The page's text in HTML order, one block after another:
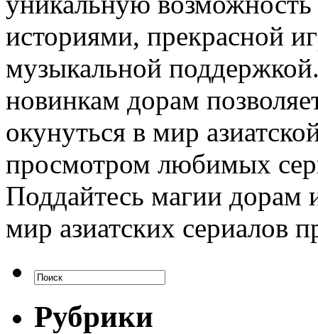
историями, прекрасной
музыкальной
новинкам дорам
окунуться в мир
просмотром любимых
Поддайтесь магии дорам
мир азиатских сериалов
Рубрики